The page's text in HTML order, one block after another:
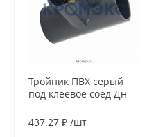
Тройник ПВХ серый
под клеевое соед Дн
напорный EFFAST
437.27 ₽ /шт